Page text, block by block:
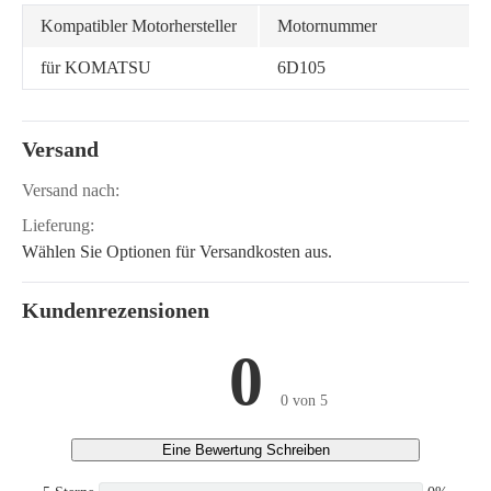
Kompatibler Motorhersteller Motornummer
für KOMATSU 6D105
Versand
Versand nach:
Lieferung:
Wählen Sie Optionen für Versandkosten aus.
Kundenrezensionen
0 0 von 5
Eine Bewertung Schreiben